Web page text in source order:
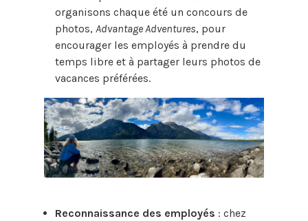
organisons chaque été un concours de
photos, Advantage Adventures, pour
encourager les employés à prendre du
temps libre et à partager leurs photos de
vacances préférées.
Reconnaissance des employés : chez